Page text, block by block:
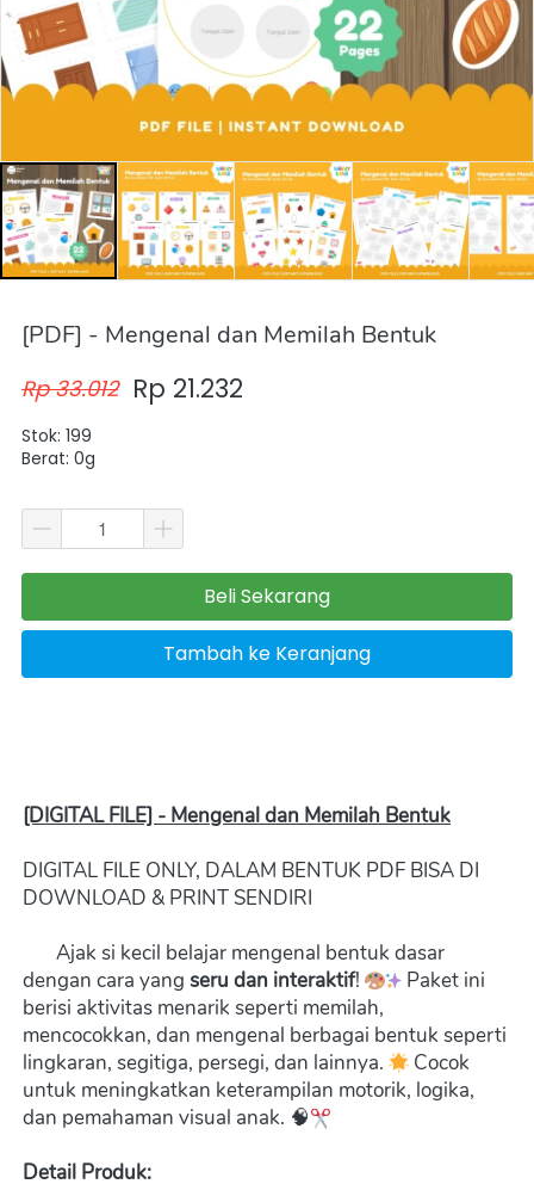
[PDF] - Mengenal dan Memilah Bentuk
Rp 33.012 Rp 21.232
Stok: 199
Berat: 0g
`Beli Sekarang
`Tambah ke Keranjang
[DIGITAL FILE] - Mengenal dan Memilah Bentuk
DIGITAL FILE ONLY, DALAM BENTUK PDF BISA DI
DOWNLOAD & PRINT SENDIRI
dengan cara yang seru dan interaktif!
Paket ini
berisi aktivitas menarik seperti memilah,
mencocokkan, dan mengenal berbagai bentuk seperti
lingkaran, segitiga, persegi, dan lainnya.
Cocok
untuk meningkatkan keterampilan motorik, logika,
dan pemahaman visual anak. 🧠
Detail Produk: